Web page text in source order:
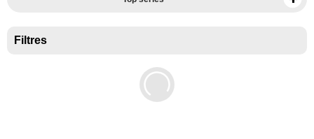
Filtres